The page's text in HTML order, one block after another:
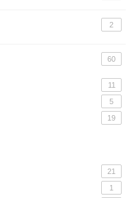
2
60
11
5
19
21
1